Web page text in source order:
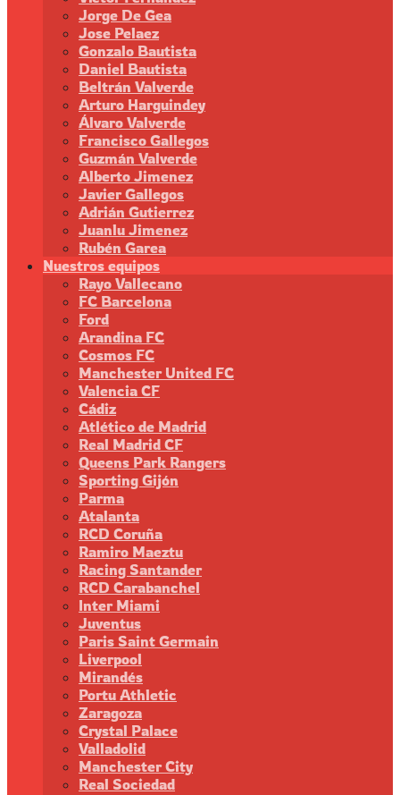
Jorge De Gea
Jose Pelaez
Gonzalo Bautista
Daniel Bautista
Beltrán Valverde
Arturo Harguindey
Álvaro Valverde
Francisco Gallegos
Guzmán Valverde
Alberto Jimenez
Javier Gallegos
Adrián Gutierrez
Juanlu Jimenez
Rubén Garea
Nuestros equipos
Rayo Vallecano
FC Barcelona
Ford
Arandina FC
Cosmos FC
Manchester United FC
Valencia CF
Cádiz
Atlético de Madrid
Real Madrid CF
Queens Park Rangers
Sporting Gijón
Parma
Atalanta
RCD Coruña
Ramiro Maeztu
Racing Santander
RCD Carabanchel
Inter Miami
Juventus
Paris Saint Germain
Liverpool
Mirandés
Portu Athletic
Zaragoza
Crystal Palace
Valladolid
Manchester City
Real Sociedad